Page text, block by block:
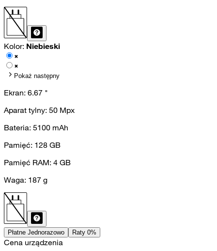
Kolor: Niebieski
Pokaż następny
Ekran: 6.67 "
Aparat tylny: 50 Mpx
Bateria: 5100 mAh
Pamięć: 128 GB
Pamięć RAM: 4 GB
Waga: 187 g
Płatne Jednorazowo Raty 0%
Cena urządzenia